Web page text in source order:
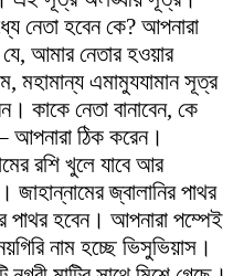
নেতা হবেন কে? আপনারা
আমার নেতার হওয়ার
মহামান্য এমামুযযামান সূত্র
কাকে নেতা বানাবেন, কে
আপনারা ঠিক করেন।
রশি খুলে যাবে আর
জাহান্নামের জ্বালানির পাথর
পাথর হবেন। আপনারা পম্পেই
নাম হচ্ছে ভিসুভিয়াস।